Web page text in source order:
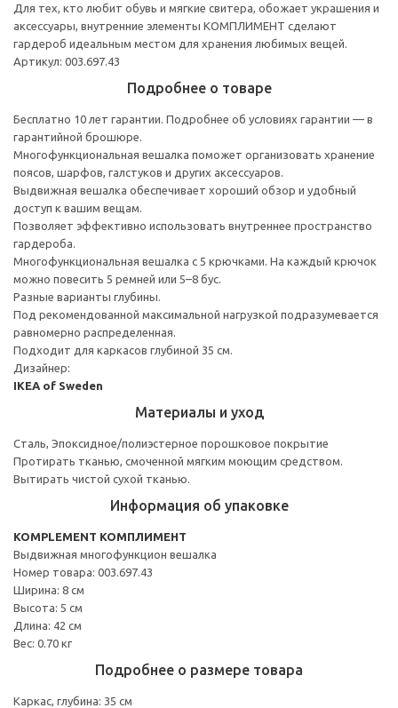
Для тех, кто любит обувь и мягкие свитера, обожает украшения и
аксессуары, внутренние элементы КОМПЛИМЕНТ сделают
гардероб идеальным местом для хранения любимых вещей.
Артикул: 003.697.43
Подробнее о товаре
Бесплатно 10 лет гарантии. Подробнее об условиях гарантии — в
гарантийной брошюре.
Многофункциональная вешалка поможет организовать хранение
поясов, шарфов, галстуков и других аксессуаров.
Выдвижная вешалка обеспечивает хороший обзор и удобный
доступ к вашим вещам.
Позволяет эффективно использовать внутреннее пространство
гардероба.
Многофункциональная вешалка с 5 крючками. На каждый крючок
можно повесить 5 ремней или 5–8 бус.
Разные варианты глубины.
Под рекомендованной максимальной нагрузкой подразумевается
равномерно распределенная.
Подходит для каркасов глубиной 35 см.
Дизайнер:
IKEA of Sweden
Материалы и уход
Сталь, Эпоксидное/полиэстерное порошковое покрытие
Протирать тканью, смоченной мягким моющим средством.
Вытирать чистой сухой тканью.
Информация об упаковке
KOMPLEMENT КОМПЛИМЕНТ
Выдвижная многофункцион вешалка
Номер товара: 003.697.43
Ширина: 8 см
Высота: 5 см
Длина: 42 см
Вес: 0.70 кг
Подробнее о размере товара
Каркас, глубина: 35 см